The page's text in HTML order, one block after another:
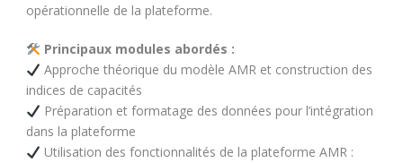
opérationnelle de la plateforme.
Principaux modules abordés :
Approche théorique du modèle AMR et construction des
indices de capacités
Préparation et formatage des données pour l’intégration
dans la plateforme
Utilisation des fonctionnalités de la plateforme AMR :